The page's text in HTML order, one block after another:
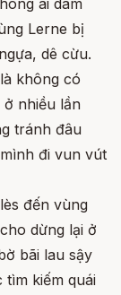
ai dám
Lerne bị
dê cừu.
không có
ở nhiều lần
tránh đâu
đi vun vút
đến vùng
dừng lại ở
bãi lau sậy
tìm kiếm quái